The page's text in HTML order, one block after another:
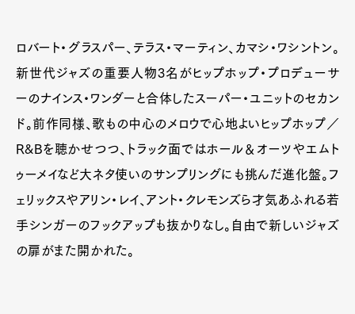
ロバート・グラスパー、テラス・マーティン、カマシ・ワシントン。
新世代ジャズの重要人物3名がヒップホップ・プロデューサ
ーのナインス・ワンダーと合体したスーパー・ユニットのセカン
ド。前作同様、歌もの中心のメロウで心地よいヒップホップ／
R&Bを聴かせつつ、トラック面ではホール＆オーツやエムト
ゥーメイなど大ネタ使いのサンプリングにも挑んだ進化盤。フ
ェリックスやアリン・レイ、アント・クレモンズら才気あふれる若
手シンガーのフックアップも抜かりなし。自由で新しいジャズ
の扉がまた開かれた。